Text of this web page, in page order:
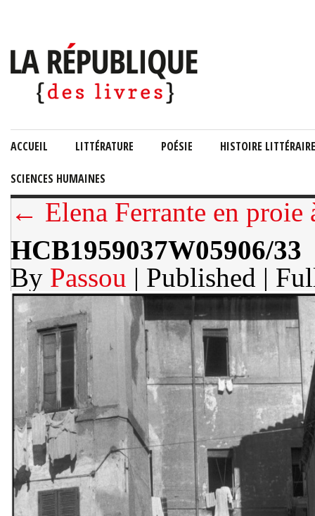
ACCUEIL LITTÉRATURE POÉSIE HISTOIRE LITTÉRAIRE
SCIENCES HUMAINES
← Elena Ferrante en proie
HCB1959037W05906/33
By Passou | Published |